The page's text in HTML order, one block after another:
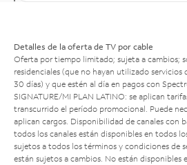
Detalles de la oferta de TV por cable
Oferta por tiempo limitado; sujeta a cambios;
residenciales (que no hayan utilizado
30 días) y que estén al día en pagos con
SIGNATURE/MI PLAN LATINO: se aplican
transcurrido el período promocional. Puede
aplican cargos. Disponibilidad de canales con
todos los canales están disponibles en todos
sujetos a todos los términos y condiciones de
están sujetos a cambios. No están disponibles